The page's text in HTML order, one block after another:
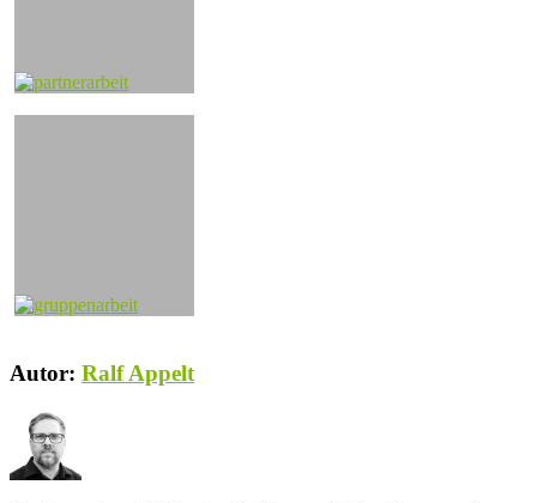
Autor: Ralf Appelt